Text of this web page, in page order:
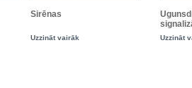
Sirēnas
Uzzināt vairāk Uzzināt